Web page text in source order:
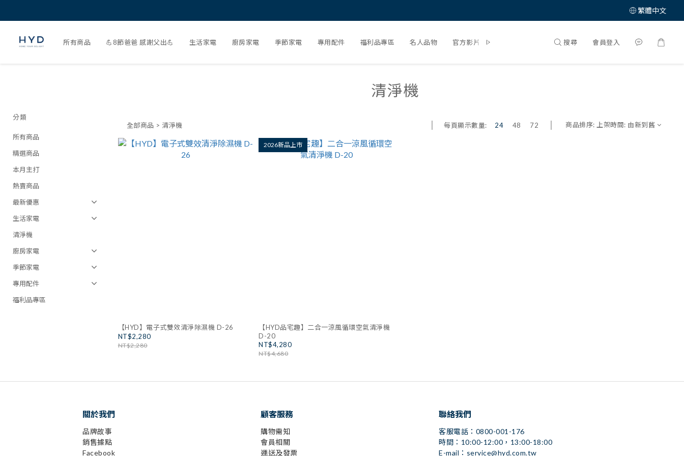
繁體中文
所有商品 💪8節爸爸 感謝父出💪 生活家電 廚房家電 季節家電 專用配件 福利品專區 名人品物 官方影片 搜尋 會員登入
分類
所有商品
精選商品
本月主打
熱賣商品
最新優惠
生活家電
清淨機
廚房家電
季節家電
專用配件
福利品專區
清淨機
全部商品 > 清淨機 每頁顯示數量: 24 48 72 商品排序: 上架時間: 由新到舊
【HYD】電子式雙效清淨除濕機 D-26
NT$2,280
NT$2,280
2026新品上市
【HYD品宅趣】二合一涼風循環空氣清淨機
D-20
NT$4,280
NT$4,680
關於我們
品牌故事
銷售據點
Facebook
顧客服務
購物需知
會員相關
運送及發票
聯絡我們
客服電話：0800-001-176
時間：10:00-12:00，13:00-18:00
E-mail：service@hyd.com.tw